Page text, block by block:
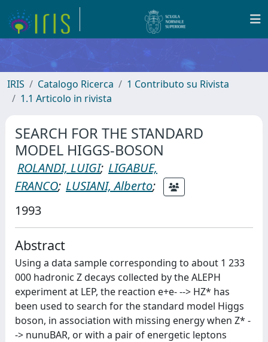
IRIS Catalogo Ricerca
1 Contributo su Rivista
1.1 Articolo in rivista
SEARCH FOR THE STANDARD
MODEL HIGGS-BOSON
ROLANDI, LUIGI; LIGABUE,
FRANCO; LUSIANI, Alberto;
1993
Abstract
Using a data sample corresponding to about 1 233
000 hadronic Z decays collected by the ALEPH
experiment at LEP, the reaction e+e- --> HZ* has
been used to search for the standard model Higgs
boson, in association with missing energy when Z* -
-> nunuBAR, or with a pair of energetic leptons